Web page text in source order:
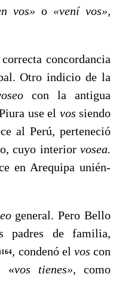
vos» o «vení vos»,
concordancia
Otro indicio de la
con la antigua
use el vossiendo
al Perú, perteneció
cuyo inte­rior vosea.
en Arequipa unién­
general. Pero Bello
padres de familia,
164, condenó el voscon
«vos tienes»,como